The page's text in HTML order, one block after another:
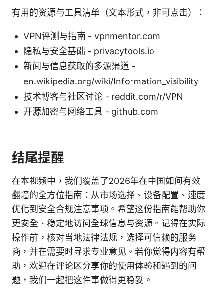
有用的资源与工具清单（文本形式，非可点击）：
VPN评测与指南 - vpnmentor.com
隐私与安全基础 - privacytools.io
新闻与信息获取的多源渠道 -
en.wikipedia.org/wiki/Information_visibility
技术博客与社区讨论 - reddit.com/r/VPN
开源加密与网络工具 - github.com
结尾提醒
在本视频中，我们覆盖了2026年在中国如何有效
翻墙的全方位指南：从市场选择、设备配置、速度
优化到安全合规注意事项。希望这份指南能帮助你
更安全、稳定地访问全球信息与资源。记得在实际
操作前，核对当地法律法规，选择可信赖的服务
商，并在需要时寻求专业意见。若你觉得内容有帮
助，欢迎在评论区分享你的使用体验和遇到的问
题，我们一起把这件事做得更稳妥。